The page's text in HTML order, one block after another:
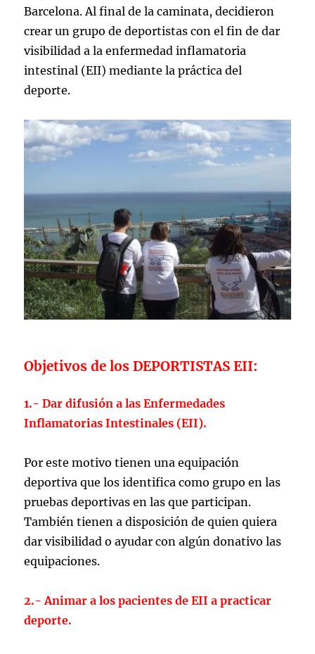
Barcelona. Al final de la caminata, decidieron
crear un grupo de deportistas con el fin de dar
visibilidad a la enfermedad inflamatoria
intestinal (EII) mediante la práctica del
deporte.
Objetivos de los DEPORTISTAS EII:
1.- Dar difusión a las Enfermedades
Inflamatorias Intestinales (EII).
Por este motivo tienen una equipación
deportiva que los identifica como grupo en las
pruebas deportivas en las que participan.
También tienen a disposición de quien quiera
dar visibilidad o ayudar con algún donativo las
equipaciones.
2.- Animar a los pacientes de EII a practicar
deporte.